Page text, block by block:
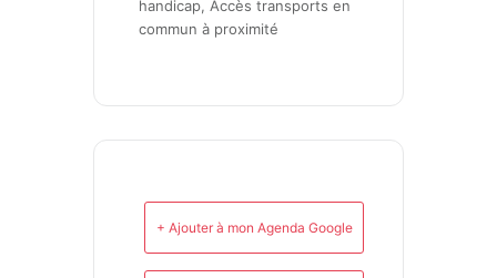
handicap, Accès transports en
commun à proximité
+ Ajouter à mon Agenda Google